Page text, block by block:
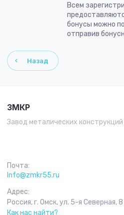
Всем
бонусы можно
отправив
Назад
ЗМКР
Завод металических
Почта:
Info@zmkr55.ru
Адрес:
Россия, г. Омск, ул. 5-я Северная, 8
Как нас найти?